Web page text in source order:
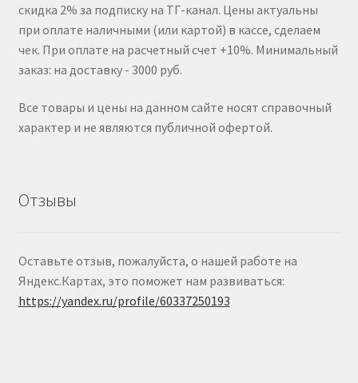
скидка 2% за подписку на ТГ-канал. Цены актуальны
при оплате наличными (или картой) в кассе, сделаем
чек. При оплате на расчетный счет +10%. Минимальный
заказ: на доставку - 3000 руб.
Все товары и цены на данном сайте носят справочный
характер и не являются публичной офертой.
Отзывы
Оставьте отзыв, пожалуйста, о нашей работе на
Яндекс.Картах, это поможет нам развиваться:
https://yandex.ru/profile/60337250193